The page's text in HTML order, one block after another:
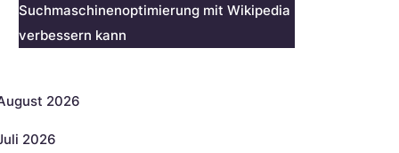
Suchmaschinenoptimierung mit Wikipedia
verbessern kann
2026
2026